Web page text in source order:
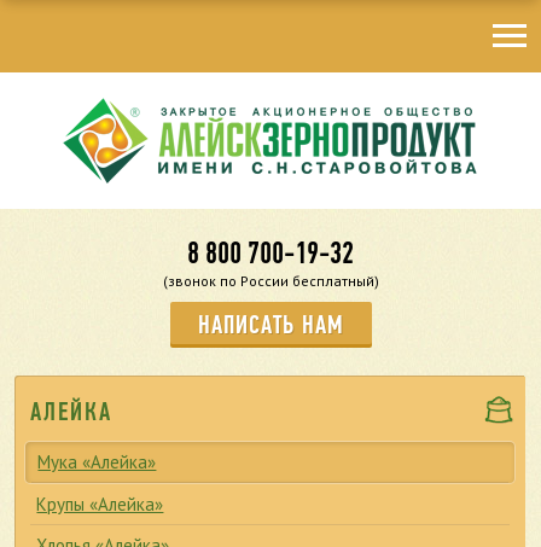
8 800 700-19-32
(звонок по России бесплатный)
НАПИСАТЬ НАМ
АЛЕЙКА
Мука «Алейка»
Крупы «Алейка»